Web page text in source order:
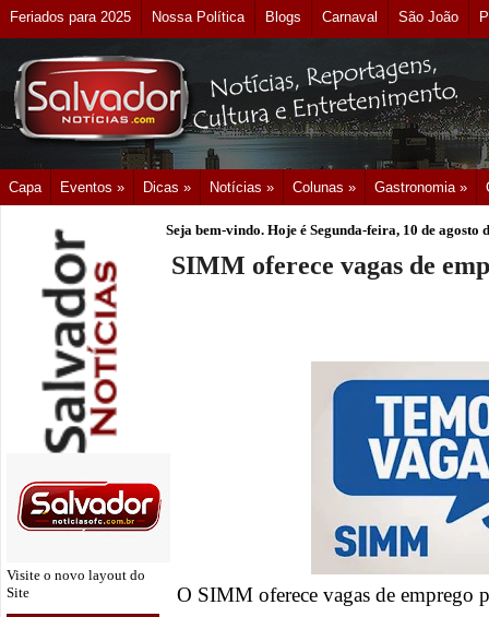
Feriados para 2025 Nossa Política Blogs Carnaval São João
Capa Eventos » Dicas » Notícias » Colunas » Gastronomia »
Visite o novo layout do
Site
Seja bem-vindo. Hoje é Segunda-feira, 10 de agosto
SIMM oferece vagas de
O SIMM oferece vagas de emprego